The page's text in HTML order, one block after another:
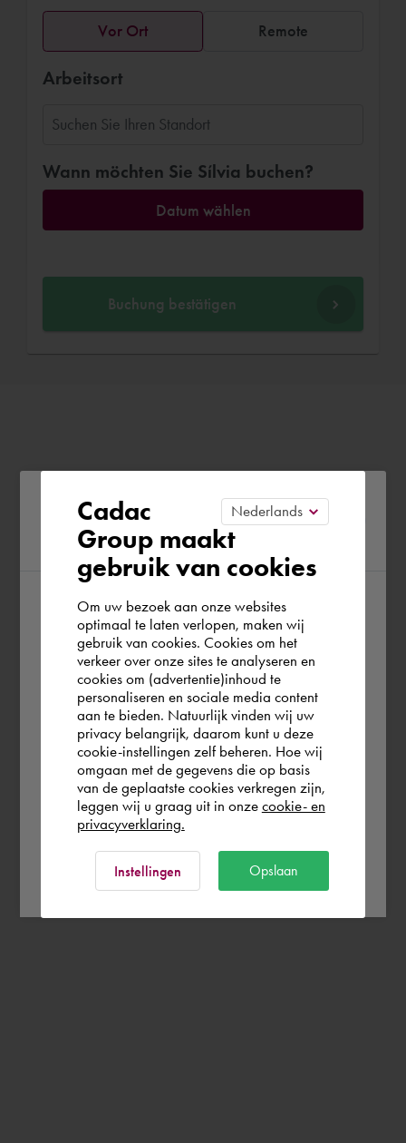
Vor Ort Remote
Arbeitsort
Wann möchten Sie Sílvia buchen?
Datum wählen
Buchung bestätigen
Please confirm your current
region
According to us you are situated in Rest of
the world. Please confirm in which country
you wish to shop.
Österreich
Rest of the world
Cadac
Group maakt
gebruik van cookies
Om uw bezoek aan onze websites
optimaal te laten verlopen, maken wij
gebruik van cookies. Cookies om het
verkeer over onze sites te analyseren en
cookies om (advertentie)inhoud te
personaliseren en sociale media content
aan te bieden. Natuurlijk vinden wij uw
privacy belangrijk, daarom kunt u deze
cookie-instellingen zelf beheren. Hoe wij
omgaan met de gegevens die op basis
van de geplaatste cookies verkregen zijn,
leggen wij u graag uit in onze cookie- en
privacyverklaring.
Instellingen Opslaan